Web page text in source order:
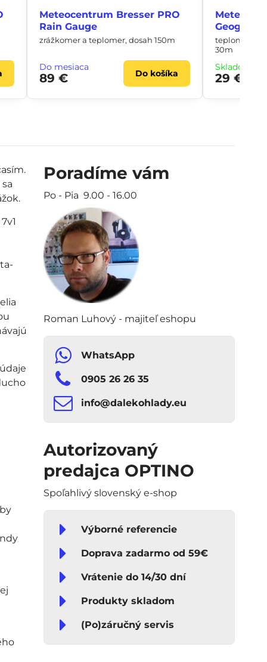
Poradíme vám
Po - Pia 9.00 - 16.00
Roman Luhový - majiteľ eshopu
WhatsApp
0905 26 26 35
info​​@dalekohlady​​.eu
Autorizovaný
predajca OPTINO
Spoľahlivý slovenský e-shop
Výborné referencie
Doprava zadarmo od 59€
Vrátenie do 14/30 dní
Produkty skladom
(Po)záručný servis
Meteocentrum Bresser PRO
Rain Gauge
zrážkomer a teplomer, dosah 150m
Do mesiaca
89 € Do košíka
teplomer/
30m
Skladom
29 €